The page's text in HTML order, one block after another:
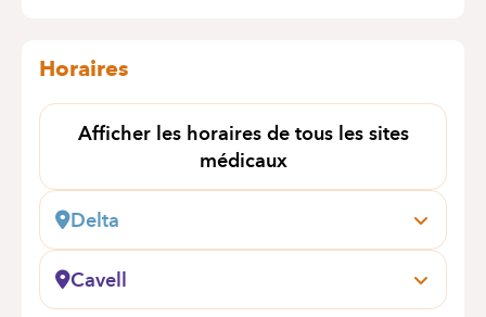
Horaires
Afficher les horaires de tous les sites
médicaux
Delta
Boulevard du Triomphe, 201
1160 Auderghem
Cavell
Général Lotz, 37